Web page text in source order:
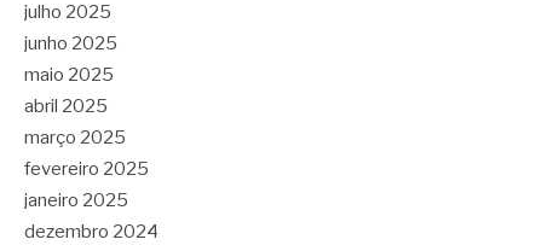
julho 2025
junho 2025
maio 2025
abril 2025
março 2025
fevereiro 2025
janeiro 2025
dezembro 2024